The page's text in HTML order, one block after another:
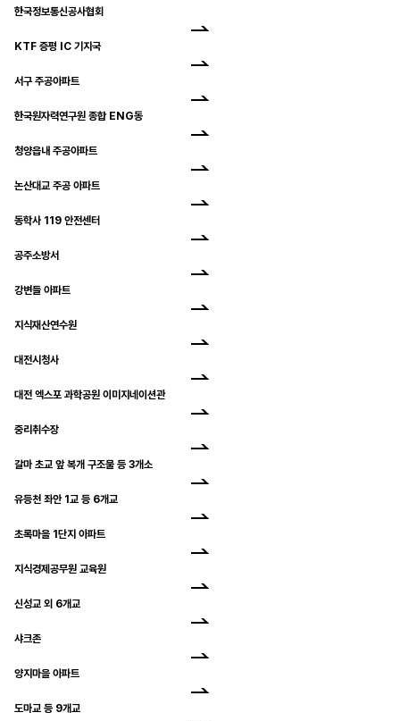
한국정보통신공사협회
KTF 증평 IC 기지국
서구 주공아파트
한국원자력연구원 종합 ENG동
청양읍내 주공아파트
논산대교 주공 아파트
동학사 119 안전센터
공주소방서
강변들 아파트
지식재산연수원
대전시청사
대전 엑스포 과학공원 이미지네이션관
중리취수장
갈마 초교 앞 복개 구조물 등 3개소
유등천 좌안 1교 등 6개교
초록마을 1단지 아파트
지식경제공무원 교육원
신성교 외 6개교
샤크존
양지마을 아파트
도마교 등 9개교